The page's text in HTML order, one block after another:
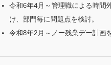
令和6年4月～管理職による時間
け、部門毎に問題点を検討。
令和8年2月～ノー残業デー計画